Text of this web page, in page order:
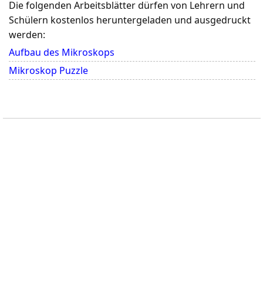
Die folgenden Arbeitsblätter dürfen von Lehrern und
Schülern kostenlos heruntergeladen und ausgedruckt
werden:
Aufbau des Mikroskops
Mikroskop Puzzle